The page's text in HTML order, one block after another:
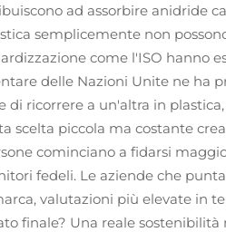
ad assorbire anidride
semplicemente non
come l'ISO hanno
delle Nazioni Unite ne ha
di ricorrere a un'altra in
scelta piccola ma costante
cominciano a fidarsi
fedeli. Le aziende che
valutazioni più elevate in
finale? Una reale